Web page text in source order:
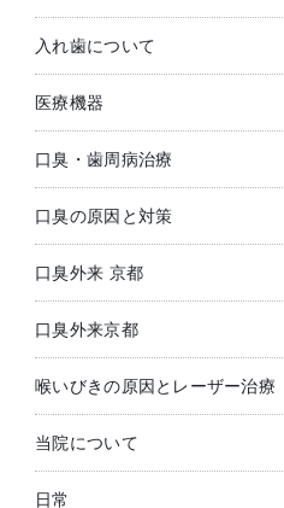
入れ歯について
医療機器
口臭・歯周病治療
口臭の原因と対策
口臭外来 京都
口臭外来京都
喉いびきの原因とレーザー治療
当院について
日常